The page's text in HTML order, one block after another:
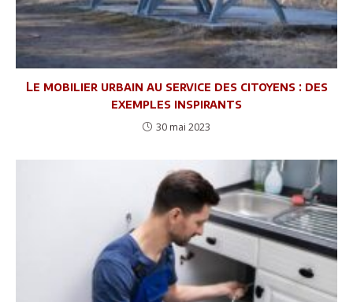
Le mobilier urbain au service des citoyens : des
exemples inspirants
30 mai 2023